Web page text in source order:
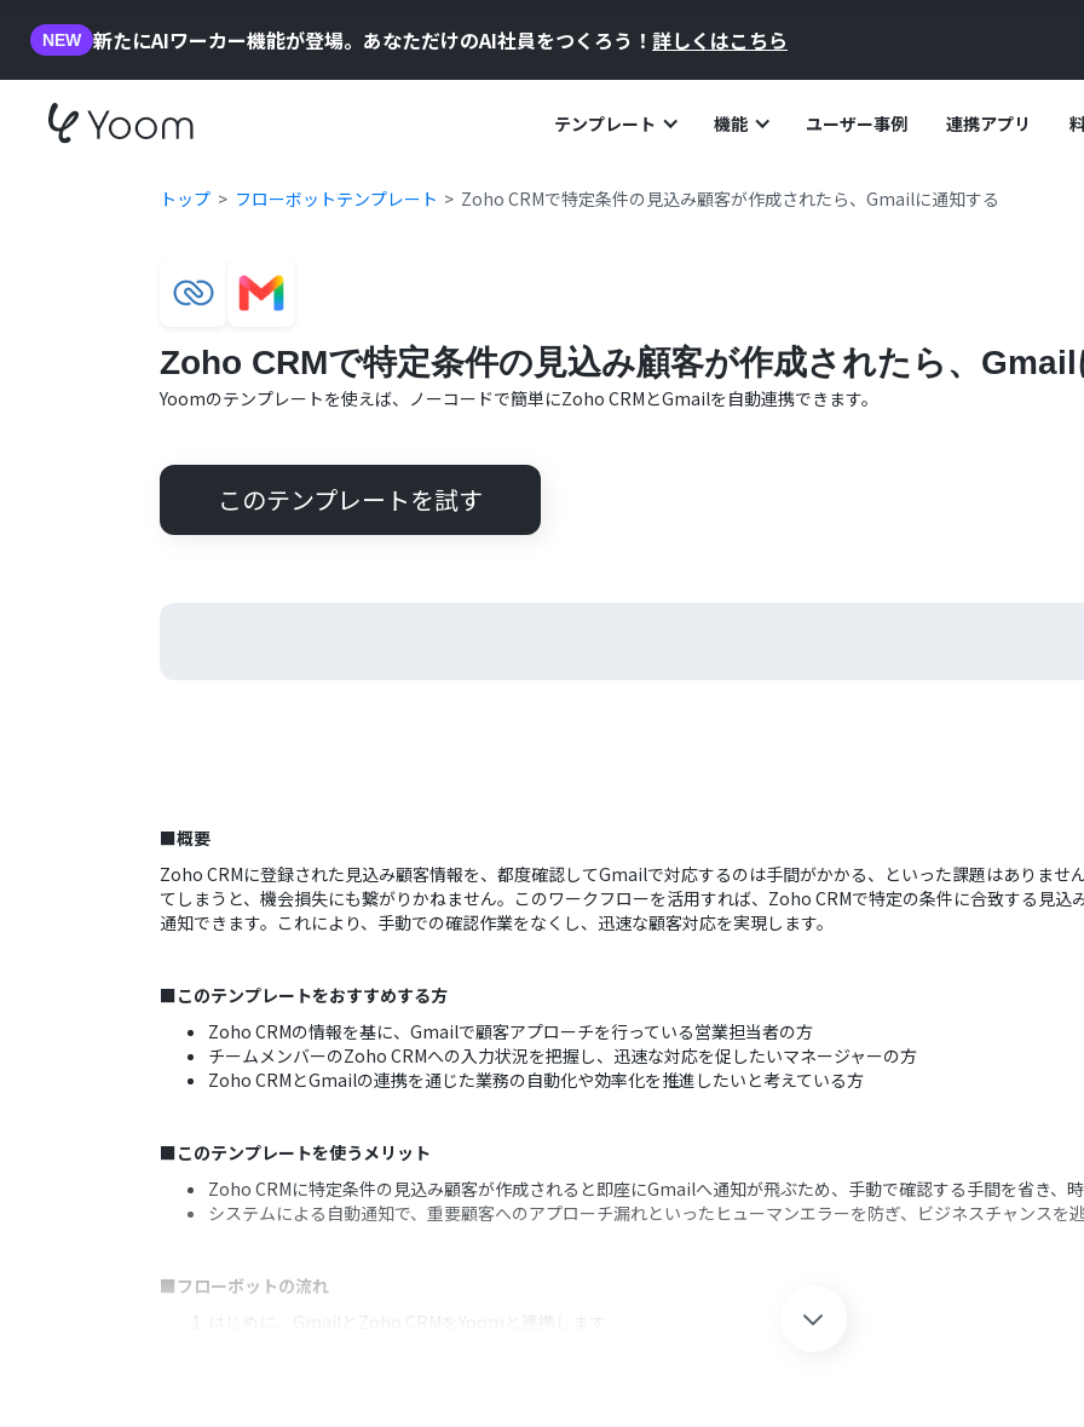
NEW 新たにAIワーカー機能が登場。あなただけのAI社員をつくろう！ 詳しくはこちら
テンプレート 機能 ユーザー事例 連携アプリ
トップ フローボットテンプレート Zoho CRMで特定条件の見込み顧客が作成されたら、Gmailに通知する
Zoho CRMで特定条件の見込み顧客が作成されたら、
Yoomのテンプレートを使えば、ノーコードで簡単にZoho CRMとGmailを自動連携できます。
このテンプレートを試す
■概要
Zoho CRMに登録された見込み顧客情報を、都度確認してGmailで対応するのは手間がかかる、といった課題はありませ
てしまうと、機会損失にも繋がりかねません。このワークフローを活用すれば、Zoho CRMで特定の条件に合致する見
通知できます。これにより、手動での確認作業をなくし、迅速な顧客対応を実現します。
■このテンプレートをおすすめする方
Zoho CRMの情報を基に、Gmailで顧客アプローチを行っている営業担当者の方
チームメンバーのZoho CRMへの入力状況を把握し、迅速な対応を促したいマネージャーの方
Zoho CRMとGmailの連携を通じた業務の自動化や効率化を推進したいと考えている方
■このテンプレートを使うメリット
Zoho CRMに特定条件の見込み顧客が作成されると即座にGmailへ通知が飛ぶため、手動で確認する手間を省き、
システムによる自動通知で、重要顧客へのアプローチ漏れといったヒューマンエラーを防ぎ、ビジネスチャンスを
■フローボットの流れ
はじめに、GmailとZoho CRMをYoomと連携します